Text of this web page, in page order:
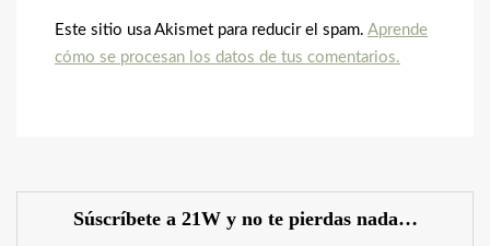
Este sitio usa Akismet para reducir el spam. Aprende
cómo se procesan los datos de tus comentarios.
Súscríbete a 21W y no te pierdas nada…